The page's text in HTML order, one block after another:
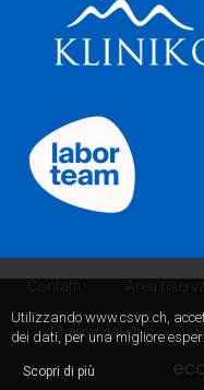
Contatti Area
Mappa del sito
Utilizzando www.csvp.ch,
dei dati, per una migliore
Scopri di più